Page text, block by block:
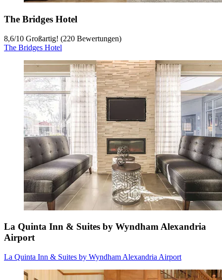
The Bridges Hotel
8,6/10 Großartig! (220 Bewertungen)
The Bridges Hotel
La Quinta Inn & Suites by Wyndham Alexandria
Airport
La Quinta Inn & Suites by Wyndham Alexandria Airport